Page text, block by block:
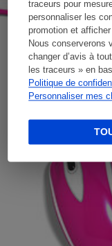
traceurs pour
personnaliser les
promotion et
Nous conserverons
changer d’avis à
les traceurs » en
Politique de
Personnaliser mes